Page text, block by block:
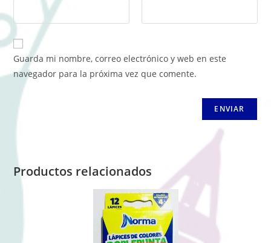
Guarda mi nombre, correo electrónico y web en este
navegador para la próxima vez que comente.
Productos relacionados